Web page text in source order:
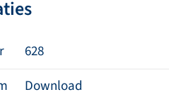
628
Download